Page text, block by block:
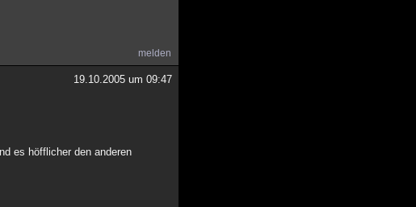
melden
19.10.2005 um 09:47
es höfflicher den anderen